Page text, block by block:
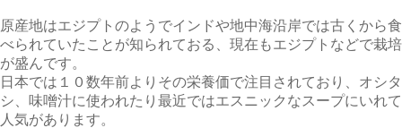
原産地はエジプトのようでインドや地中海沿岸では古くから食
べられていたことが知られておる、現在もエジプトなどで栽培
が盛んです。
日本では１０数年前よりその栄養価で注目されており、オシタ
シ、味噌汁に使われたり最近ではエスニックなスープにいれて
人気があります。